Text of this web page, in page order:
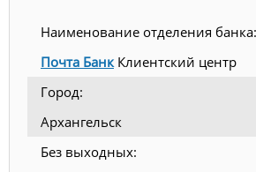
Наименование отделения банка:
Почта БанкКлиентский центр
Город:
Архангельск
Без выходных: